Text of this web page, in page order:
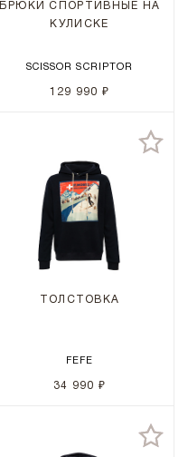
БРЮКИ СПОРТИВНЫЕ НА
КУЛИСКЕ
SCISSOR SCRIPTOR
129 990 ₽
ТОЛСТОВКА
FEFE
34 990 ₽